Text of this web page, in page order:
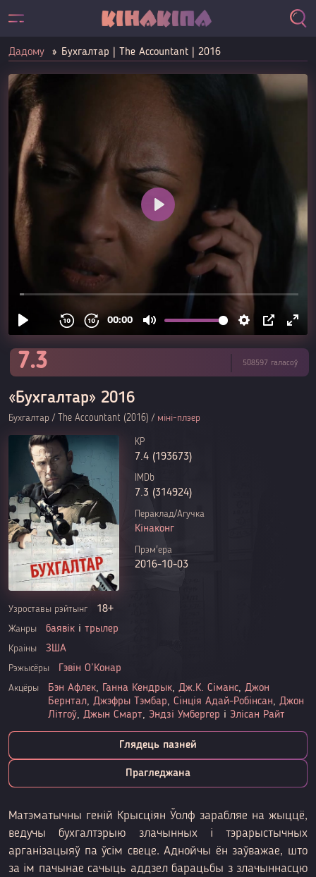
Дадому Бухгалтар | The Accountant | 2016
«Бухгалтар» 2016
Бухгалтар / The Accountant (2016) / міні-плэер
7.3 508597 галасоў
KP
7.4 (193673)
IMDb
7.3 (314924)
Пераклад/Агучка
Кінаконг
Прэм'ера
2016-10-03
Узроставы рэйтынг 18+
Жанры баявік і трылер
Краіны ЗША
Рэжысёры Гэвін О’Конар
Акцёры Бэн Афлек, Ганна Кендрык, Дж.К. Сіманс, Джон
Бернтал, Джэфры Тэмбар, Сінція Адай-Робінсан, Джон
Літгоў, Джын Смарт, Эндзі Умбергер і Элісан Райт
Глядець пазней
Прагледжана
Матэматычны геній Крысціян Ўолф зарабляе на жыццё,
ведучы бухгалтэрыю злачынных і тэрарыстычных
арганізацыяў па ўсім свеце. Аднойчы ён заўважае, што
за ім пачынае сачыць аддзел барацьбы з злачыннасцю